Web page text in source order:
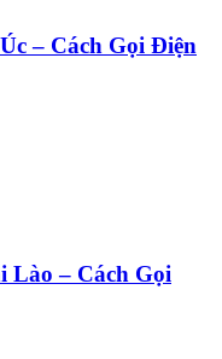
– Cách Gọi Điện
Lào – Cách Gọi